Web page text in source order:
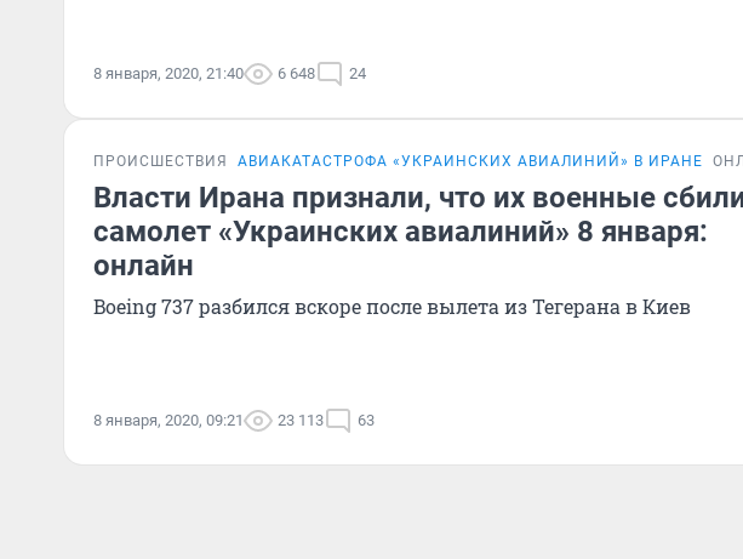
8 января, 2020, 21:40 6 648 24
ПРОИСШЕСТВИЯ АВИАКАТАСТРОФА «УКРАИНСКИХ АВИАЛИНИЙ» В ИРАНЕ
Власти Ирана признали, что их военные
самолет «Украинских авиалиний» 8 января:
онлайн
Boeing 737 разбился вскоре после вылета из Тегерана в Киев
8 января, 2020, 09:21 23 113 63